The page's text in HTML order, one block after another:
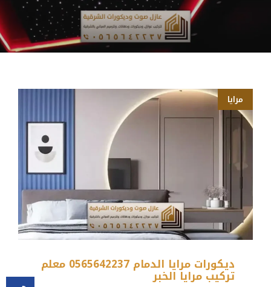
مرايا
ديكورات مرايا الدمام 0565642237 معلم
تركيب مرايا الخبر